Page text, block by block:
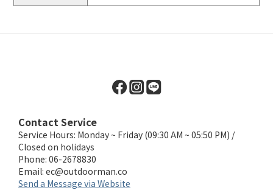
Contact Service
Service Hours: Monday ~ Friday (09:30 AM ~ 05:50 PM) /
Closed on holidays
Phone: 06-2678830
Email: ec@outdoorman.co
Send a Message via Website